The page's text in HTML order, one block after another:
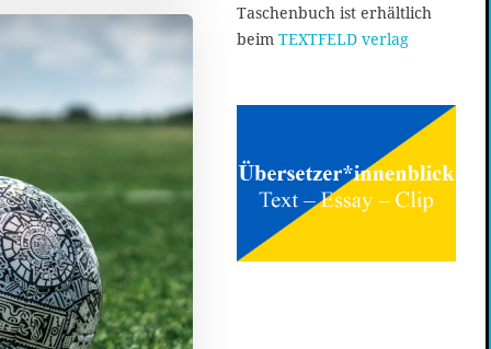
2
0
Taschenbuch ist erhältlich
beim TEXTFELD verlag